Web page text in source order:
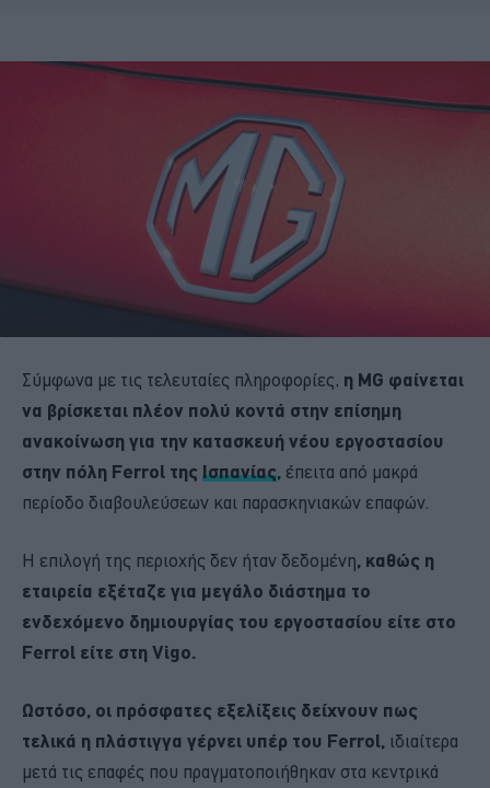
Σύμφωνα με τις τελευταίες πληροφορίες, η MG φαίνεται
να βρίσκεται πλέον πολύ κοντά στην επίσημη
ανακοίνωση για την κατασκευή νέου εργοστασίου
στην πόλη Ferrol της Ισπανίας, έπειτα από μακρά
περίοδο διαβουλεύσεων και παρασκηνιακών επαφών.
Η επιλογή της περιοχής δεν ήταν δεδομένη, καθώς η
εταιρεία εξέταζε για μεγάλο διάστημα το
ενδεχόμενο δημιουργίας του εργοστασίου είτε στο
Ferrol είτε στη Vigo.
Ωστόσο, οι πρόσφατες εξελίξεις δείχνουν πως
τελικά η πλάστιγγα γέρνει υπέρ του Ferrol, ιδιαίτερα
μετά τις επαφές που πραγματοποιήθηκαν στα κεντρικά